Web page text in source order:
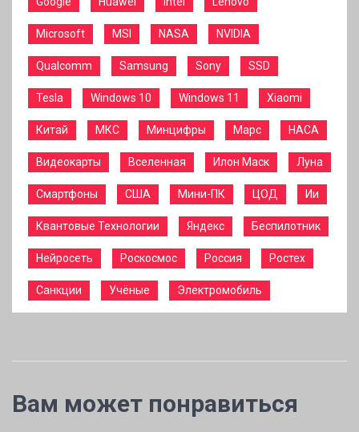
Microsoft MSI NASA NVIDIA
Qualcomm Samsung Sony SSD
Tesla Windows 10 Windows 11 Xiaomi
Китай МКС Минцифры Марс НАСА
Видеокарты Вселенная Илон Маск Луна
Смартфоны США Мини-ПК ЦОД Ии
Квантовые Технологии Яндекс Беспилотник
Нейросеть Роскосмос Россия Ростех
Санкции Учёные Электромобиль
Вам может понравиться